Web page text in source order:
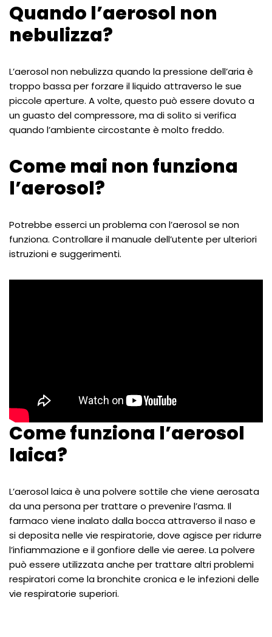
Quando l’aerosol non
nebulizza?
L’aerosol non nebulizza quando la pressione dell’aria è
troppo bassa per forzare il liquido attraverso le sue
piccole aperture. A volte, questo può essere dovuto a
un guasto del compressore, ma di solito si verifica
quando l’ambiente circostante è molto freddo.
Come mai non funziona
l’aerosol?
Potrebbe esserci un problema con l’aerosol se non
funziona. Controllare il manuale dell’utente per ulteriori
istruzioni e suggerimenti.
Come funziona l’aerosol
laica?
L’aerosol laica è una polvere sottile che viene aerosata
da una persona per trattare o prevenire l’asma. Il
farmaco viene inalato dalla bocca attraverso il naso e
si deposita nelle vie respiratorie, dove agisce per ridurre
l’infiammazione e il gonfiore delle vie aeree. La polvere
può essere utilizzata anche per trattare altri problemi
respiratori come la bronchite cronica e le infezioni delle
vie respiratorie superiori.